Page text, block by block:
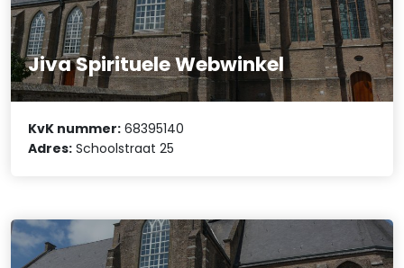
Jiva Spirituele Webwinkel
KvK nummer: 68395140
Adres: Schoolstraat 25